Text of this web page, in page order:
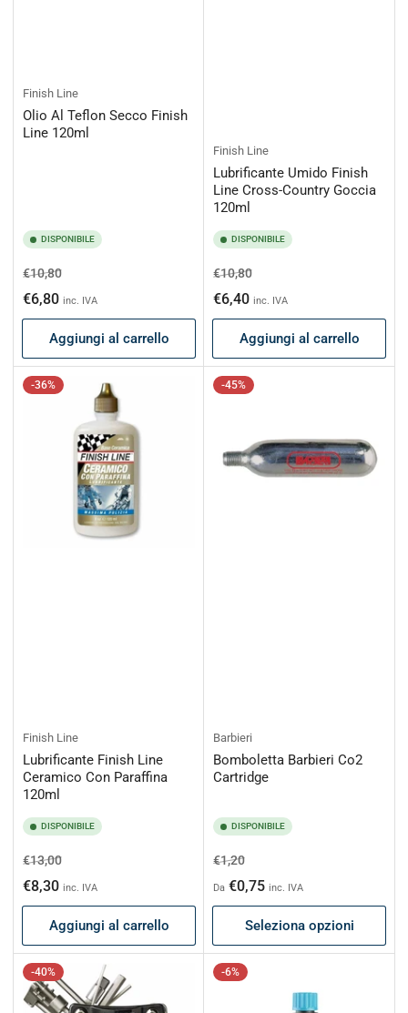
Finish Line
Olio Al Teflon Secco Finish
Line 120ml
DISPONIBILE
Prezzo
di
listino
€10,80Prezzo
scontato
€6,80 inc. IVA
Aggiungi al carrello
Finish Line
Lubrificante Umido Finish
Line Cross-Country Goccia
120ml
DISPONIBILE
Prezzo
di
listino
€10,80Prezzo
scontato
€6,40 inc. IVA
Aggiungi al carrello
-36%
Finish Line
Lubrificante Finish Line
Ceramico Con Paraffina
120ml
DISPONIBILE
Prezzo
di
listino
€13,00Prezzo
scontato
€8,30 inc. IVA
Aggiungi al carrello
-45%
Barbieri
Bomboletta Barbieri Co2
Cartridge
DISPONIBILE
Prezzo
di
listino
€1,20Prezzo
scontato
Da €0,75 inc. IVA
Seleziona opzioni
-40% -6%